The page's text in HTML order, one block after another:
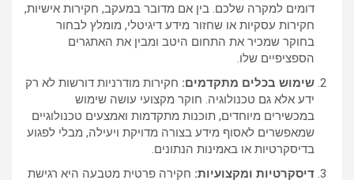
דומים למקרה שלכם. בין אם מדובר במעקב, חקירות אישיות,
חקירות עסקיות או שחזור מידע דיגיטלי, מומלץ לבחור
בחוקר שמכיר את התחום היטב ומבין את האתגרים
הספציפיים שלו.
שימוש בכלים מתקדמים: חקירות מודרניות דורשות לא רק
ידע אלא גם טכנולוגיה. חוקר מקצועי עושה שימוש
במכשירים מיוחדים, תוכנות מתקדמות ואמצעים טכנולוגיים
שמאפשרים לאסוף מידע בצורה מדויקת ויעילה, מבלי לפגוע
בדיסקרטיות או באמינות הנתונים.
דיסקרטיות ומקצועיות: חקירה פרטית מטבעה היא רגישת